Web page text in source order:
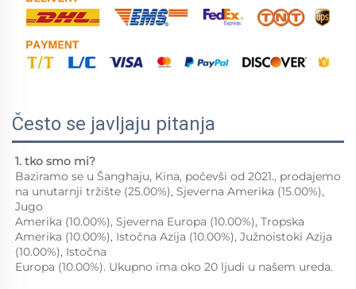
Često se javljaju pitanja
1. tko smo mi?
Baziramo se u Šanghaju, Kina, počevši od 2021., prodajemo
na unutarnji tržište (25.00%), Sjeverna Amerika (15.00%),
Jugo
Amerika (10.00%), Sjeverna Europa (10.00%), Tropska
Amerika (10.00%), Istočna Azija (10.00%), Južnoistoki Azija
(10.00%), Istočna
Europa (10.00%). Ukupno ima oko 20 ljudi u našem ureda.